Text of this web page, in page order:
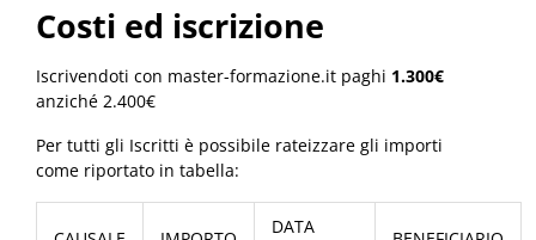
Costi ed iscrizione
Iscrivendoti con master-formazione.it paghi 1.300€
anziché 2.400€
Per tutti gli Iscritti è possibile rateizzare gli importi
come riportato in tabella:
DATA